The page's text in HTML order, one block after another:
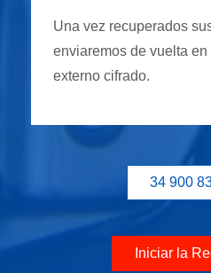
Una vez recuperados
enviaremos de vuelta
externo cifrado.
34 900
Iniciar la